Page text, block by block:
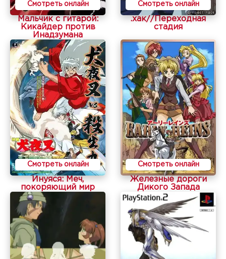
Смотреть онлайн
Мальчик с гитарой:
Кикайдер против
Инадзумана
Смотреть онлайн
.хак//Переходная
стадия
Смотреть онлайн
Инуяся: Меч,
покоряющий мир
Смотреть онлайн
Железные дороги
Дикого Запада